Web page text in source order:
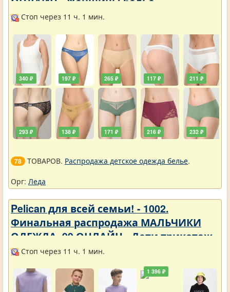
Стоп через 11 ч. 1 мин.
340 ₽
293 ₽
197 ₽
138 ₽
265 ₽
171 ₽
117 ₽
216 ₽
211 ₽
232 ₽
78 ТОВАРОВ. Распродажа детское одежда белье.
Орг: Леда
Pelican для всей семьи! - 1002.
Финальная распродажа МАЛЬЧИКИ
ОДЕЖДА_99 ОНЛАЙН - Дети трикотаж -
Разное
Стоп через 11 ч. 1 мин.
1 396 ₽